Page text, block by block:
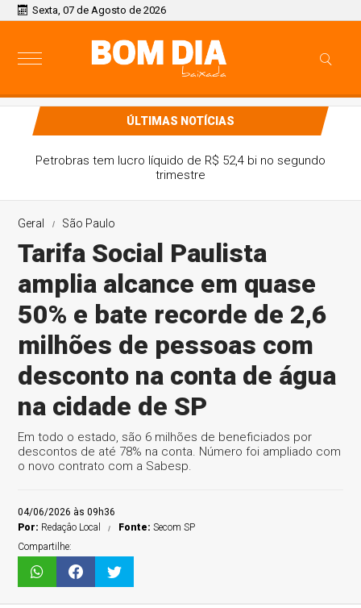
Sexta, 07 de Agosto de 2026
ÚLTIMAS NOTÍCIAS
Petrobras tem lucro líquido de R$ 52,4 bi no segundo
trimestre
Geral São Paulo
Tarifa Social Paulista
amplia alcance em quase
50% e bate recorde de 2,6
milhões de pessoas com
desconto na conta de água
na cidade de SP
Em todo o estado, são 6 milhões de beneficiados por
descontos de até 78% na conta. Número foi ampliado com
o novo contrato com a Sabesp.
04/06/2026 às 09h36
Por: Redaçâo Local Fonte:Secom SP
Compartilhe: